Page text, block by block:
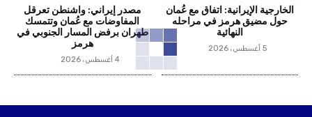
الخارجية الإيرانية: اتفاق مع عُمان
حول مضيق هرمز في مراحله
النهائية
5 أغسطس، 2026
مصدر إيراني: واشنطن تعرقل
المفاوضات مع عُمان وتتمسك
طهران برفض المسار الجنوبي في
هرمز
4 أغسطس، 2026